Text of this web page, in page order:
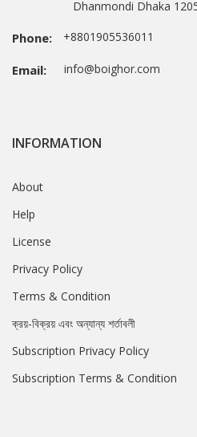
Dhanmondi Dhaka
Phone: +8801905536011
Email: info@boighor.com
INFORMATION
About
Help
License
Privacy Policy
Terms & Condition
ক্রয়-বিক্রয় এবং অন্যান্য শর্তাবলী
Subscription Privacy Policy
Subscription Terms & Condition